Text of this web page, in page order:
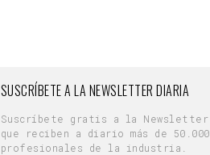
SUSCRÍBETE A LA NEWSLETTER DIARIA
Suscríbete gratis a la Newsletter
que reciben a diario más de 50.000
profesionales de la industria.